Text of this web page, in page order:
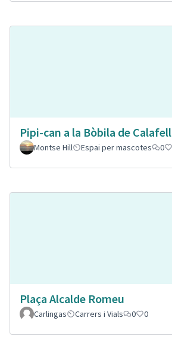
Pipi-can a la Bòbila de Calafell
Montse Hill
Espai per mascotes 0
Plaça Alcalde Romeu
Carlingas
Carrers i Vials 0 0